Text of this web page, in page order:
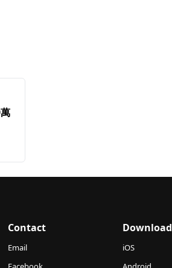
Contact
Email
Download
iOS